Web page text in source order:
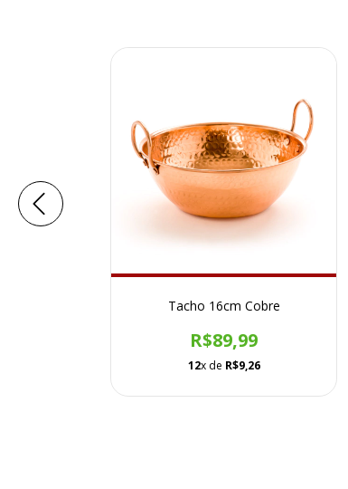
Tacho 16cm Cobre
R$89,99
12x de R$9,26